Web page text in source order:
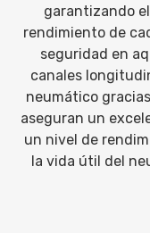
garantizando
rendimiento de
seguridad en
canales
neumático
aseguran un
un nivel de
la vida útil del